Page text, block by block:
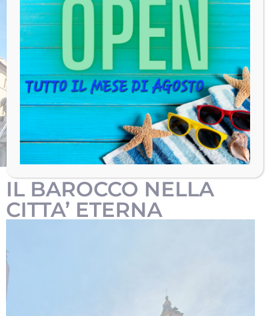
IL BAROCCO NELLA CITTA'
ETERNA
EQUIPAGGIO: FRANCESCO E MARTINA
IL BAROCCO NELLA
CITTA’ ETERNA